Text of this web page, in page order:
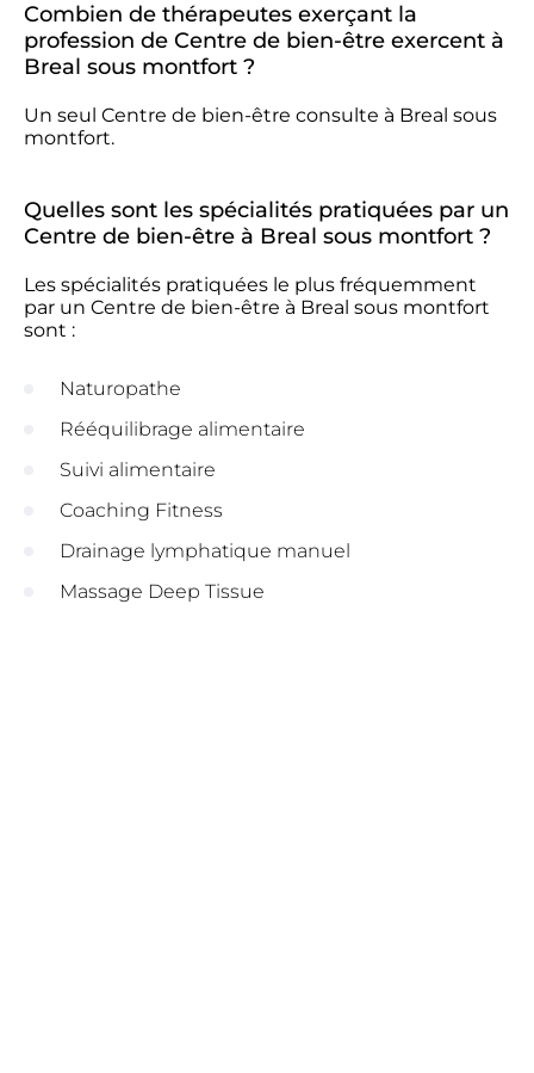
Combien de thérapeutes exerçant la
profession de Centre de bien-être exercent à
Breal sous montfort ?
Un seul Centre de bien-être consulte à Breal sous
montfort.
Quelles sont les spécialités pratiquées par un
Centre de bien-être à Breal sous montfort ?
Les spécialités pratiquées le plus fréquemment
par un Centre de bien-être à Breal sous montfort
sont :
Naturopathe
Rééquilibrage alimentaire
Suivi alimentaire
Coaching Fitness
Drainage lymphatique manuel
Massage Deep Tissue